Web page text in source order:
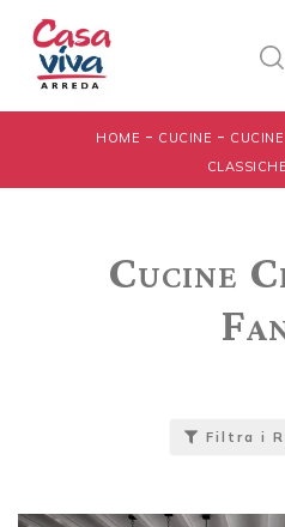
HOME - CUCINE -
Cucine
Filtra i